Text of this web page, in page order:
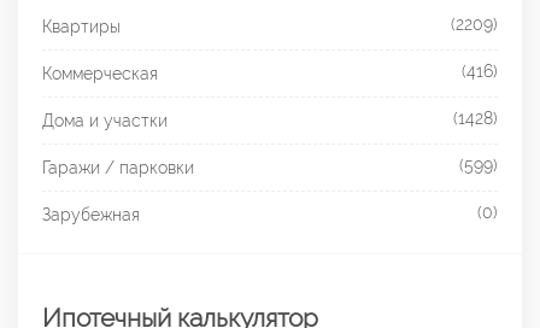
Квартиры (2209)
Коммерческая (416)
Дома и участки (1428)
Гаражи / парковки (599)
Зарубежная (0)
Ипотечный калькулятор